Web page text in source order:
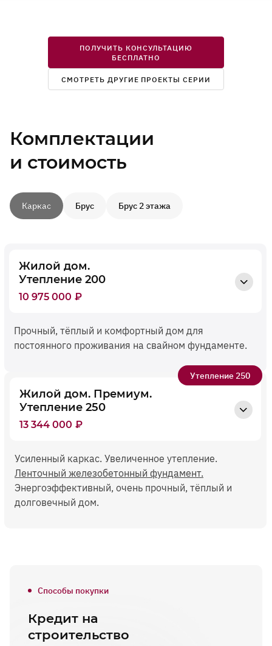
ПОЛУЧИТЬ КОНСУЛЬТАЦИЮ
БЕСПЛАТНО
СМОТРЕТЬ ДРУГИЕ ПРОЕКТЫ СЕРИИ
Комплектации
и стоимость
Каркас Брус Брус 2 этажа
Жилой дом.
Утепление 200
10 975 000 ₽
Прочный, тёплый и комфортный дом для
постоянного проживания на свайном фундаменте.
Утепление 250
Жилой дом. Премиум.
Утепление 250
13 344 000 ₽
Усиленный каркас. Увеличенное утепление.
Ленточный железобетонный фундамент.
Энергоэффективный, очень прочный, тёплый и
долговечный дом.
Способы покупки
Кредит на
строительство